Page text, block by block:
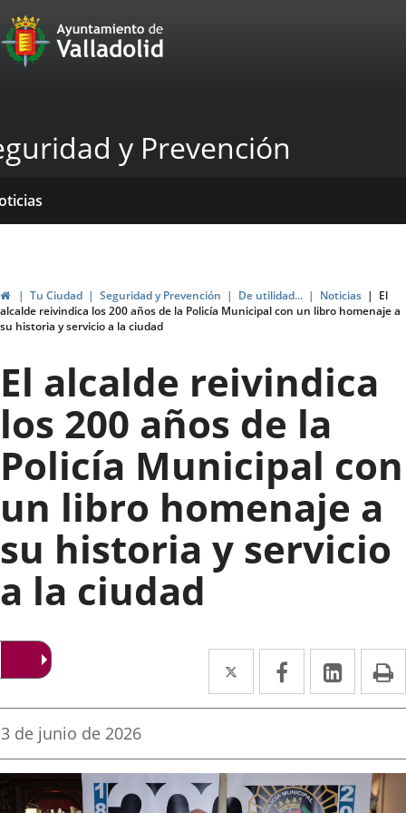
Portal
Web
Ayuntamiento
de
Valladolid
y Prevención
InicioTu Ciudad Seguridad y Prevención De utilidad... Noticias
El
alcalde reivindica los 200 años de la Policía Municipal con un libro homenaje a
su historia y servicio a la ciudad
El alcalde reivindica
los 200 años de la
Policía Municipal con
un libro homenaje a
su historia y servicio
a la ciudad
Twitter
Enlace
a
aplicación
externa.
Facebook
Enlace
a
aplicación
externa.
Enlace
a
Fecha
la
noticia
3 de junio de 2026